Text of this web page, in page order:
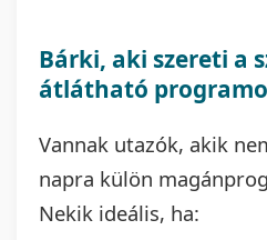
Bárki, aki szereti a
átlátható
Vannak utazók, akik
napra külön
Nekik ideális, ha: